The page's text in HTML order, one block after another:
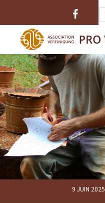
ACCUEIL
QUI SOMMES-NOUS ?
L’OPPIDUM
LES FOUILLES
LA FORTIFICATION
LES TROUVAILLES
9 JUIN 2025